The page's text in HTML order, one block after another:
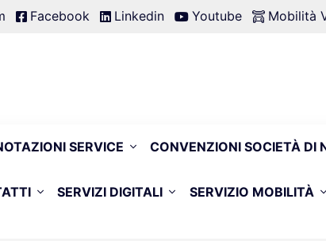
Facebook Linkedin Youtube Mobilità
SERVICE CONVENZIONI SOCIETÀ DI
SERVIZI DIGITALI SERVIZIO MOBILITÀ